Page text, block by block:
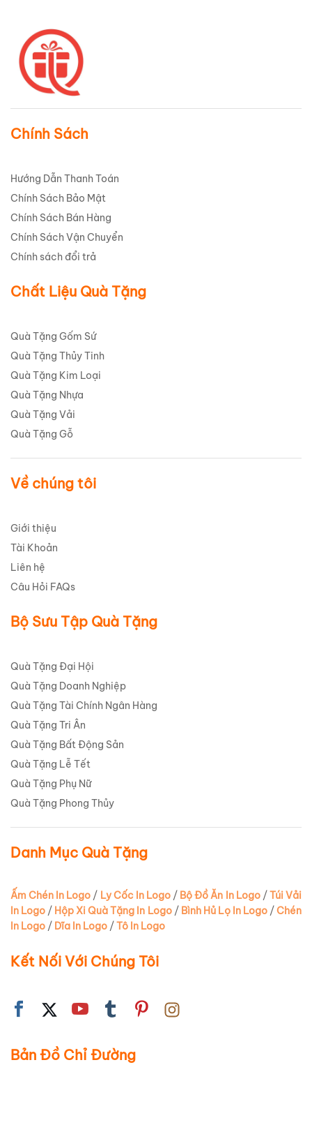
Chính Sách
Hướng Dẫn Thanh Toán
Chính Sách Bảo Mật
Chính Sách Bán Hàng
Chính Sách Vận Chuyển
Chính sách đổi trả
Chất Liệu Quà Tặng
Quà Tặng Gốm Sứ
Quà Tặng Thủy Tinh
Quà Tặng Kim Loại
Quà Tặng Nhựa
Quà Tặng Vải
Quà Tặng Gỗ
Về chúng tôi
Giới thiệu
Tài Khoản
Liên hệ
Câu Hỏi FAQs
Bộ Sưu Tập Quà Tặng
Quà Tặng Đại Hội
Quà Tặng Doanh Nghiệp
Quà Tặng Tài Chính Ngân Hàng
Quà Tặng Tri Ân
Quà Tặng Bất Động Sản
Quà Tặng Lễ Tết
Quà Tặng Phụ Nữ
Quà Tặng Phong Thủy
Danh Mục Quà Tặng
Ấm Chén In Logo / Ly Cốc In Logo/ Bộ Đồ Ăn In Logo/Túi Vải
In Logo / Hộp Xi Quà Tặng In Logo/ Bình Hủ Lọ In Logo/Chén
In Logo / Dĩa In Logo /Tô In Logo
Kết Nối Với Chúng Tôi
Bản Đồ Chỉ Đường